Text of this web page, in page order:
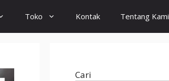
Toko Kontak Tentang Kami
Cari